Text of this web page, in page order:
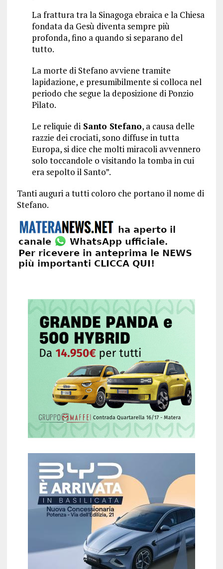
La frattura tra la Sinagoga ebraica e la Chiesa
fondata da Gesù diventa sempre più
profonda, fino a quando si separano del
tutto.
La morte di Stefano avviene tramite
lapidazione, e presumibilmente si colloca nel
periodo che segue la deposizione di Ponzio
Pilato.
Le reliquie diSanto Stefano, a causa delle
razzie dei crociati, sono diffuse in tutta
Europa, si dice che molti miracoli avvennero
solo toccandole o visitando la tomba in cui
era sepolto il Santo”.
Tanti auguri a tutti coloro che portano il nome di
Stefano.